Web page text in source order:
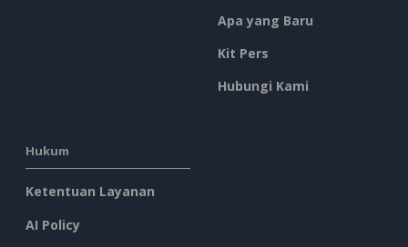
Apa yang Baru
Kit Pers
Hubungi Kami
Hukum
Ketentuan Layanan
AI Policy